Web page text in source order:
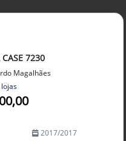
CASE 7230
Magalhães
2017/2017